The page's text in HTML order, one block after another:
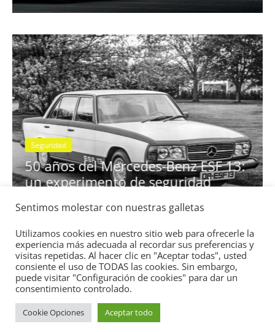
Seguridad
50 años del Mercedes-Benz ESF 13:
un experimento de seguridad
Copyright © 2026Academia del Motor
. Todos los derechos
reservados.
Tema:ColorMag por ThemeGrill. Funciona con
Sentimos molestar con nuestras galletas
Utilizamos cookies en nuestro sitio web para ofrecerle la
experiencia más adecuada al recordar sus preferencias y
visitas repetidas. Al hacer clic en "Aceptar todas", usted
consiente el uso de TODAS las cookies. Sin embargo,
puede visitar "Configuración de cookies" para dar un
consentimiento controlado.
Cookie Opciones Aceptar todo